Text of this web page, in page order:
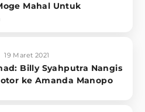
Mahal Untuk
19 Maret 2021
Billy Syahputra Nangis
ke Amanda Manopo